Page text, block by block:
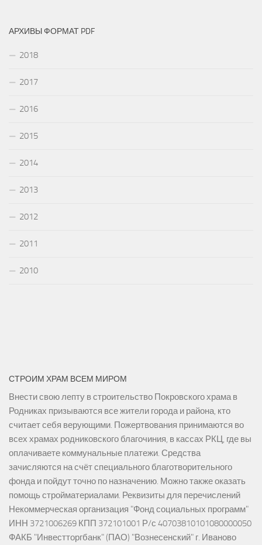
АРХИВЫ ФОРМАТ PDF
2018
2017
2016
2015
2014
2013
2012
2011
2010
СТРОИМ ХРАМ ВСЕМ МИРОМ
Внести свою лепту в строительство Покровского храма в
Родниках призываются все жители города и района, кто
считает себя верующими. Пожертвования принимаются во
всех храмах родниковского благочиния, в кассах РКЦ, где вы
оплачиваете коммунальные платежи. Средства
зачисляются на счёт специального благотворительного
фонда и пойдут точно по назначению. Можно также оказать
помощь стройматериалами. Реквизиты для перечислений
Некоммерческая организация "Фонд социальных программ"
ИНН 3721006269 КПП 372101001 Р/с 40703810101080000050
ФАКБ "Инвестторгбанк" (ПАО) "Вознесенский" г. Иваново